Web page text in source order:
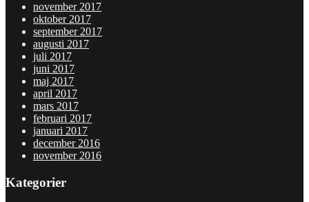
november 2017
oktober 2017
september 2017
augusti 2017
juli 2017
juni 2017
maj 2017
april 2017
mars 2017
februari 2017
januari 2017
december 2016
november 2016
Kategorier